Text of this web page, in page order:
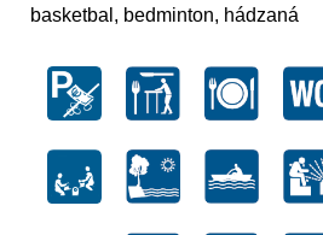
basketbal, bedminton, hádzaná